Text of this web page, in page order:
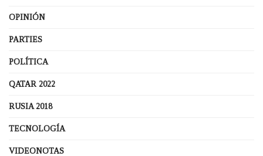
OPINIÓN
PARTIES
POLÍTICA
QATAR 2022
RUSIA 2018
TECNOLOGÍA
VIDEONOTAS